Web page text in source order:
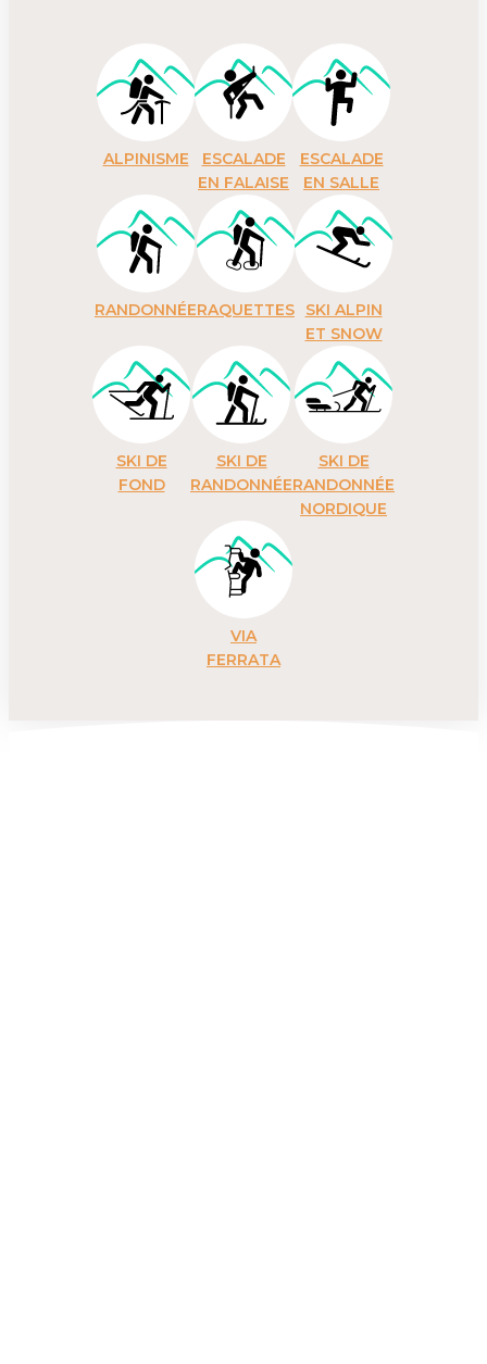
ALPINISME
ESCALADE
EN FALAISE
ESCALADE
EN SALLE
RANDONNÉERAQUETTES
SKI ALPIN
ET SNOW
SKI DE
FOND
SKI DE
RANDONNÉE
SKI DE
RANDONNÉE
NORDIQUE
VIA
FERRATA